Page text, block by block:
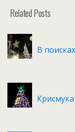
Related Posts
В